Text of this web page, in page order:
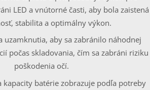
LED a vnútorné časti, aby bola zaistená
stabilita a optimálny výkon.
uzamknutia, aby sa zabránilo náhodnej
počas skladovania, čím sa zabráni riziku
poškodenia očí.
kapacity batérie zobrazuje podľa potreby